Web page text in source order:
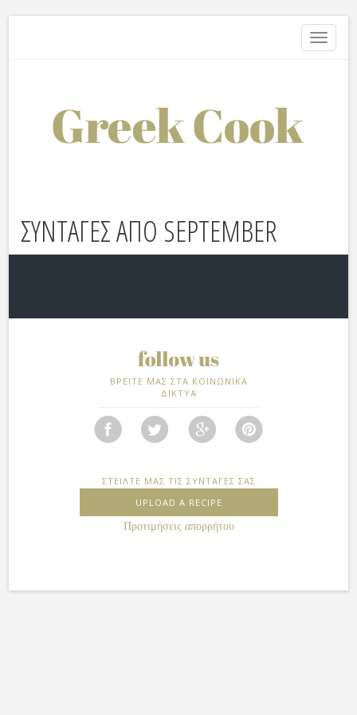
Toggle
ΣΥΝΤΑΓΕΣ ΑΠΟ SEPTEMBER
ΒΡΕΙΤΕ ΜΑΣ ΣΤΑ ΚΟΙΝΩΝΙΚΑ
ΔΙΚΤΥΑ
ΣΤΕΙΛΤΕ ΜΑΣ ΤΙΣ ΣΥΝΤΑΓΕΣ ΣΑΣ
UPLOAD A RECIPE
Προτιμήσεις απορρήτου